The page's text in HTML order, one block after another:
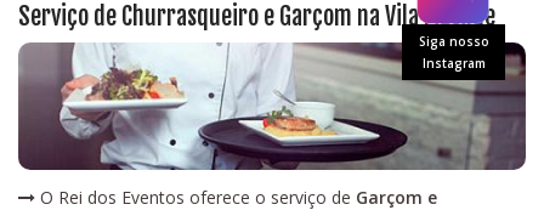
Siga nosso
Instagram
Serviço de Churrasqueiro e Garçom na Vila Matilde
O Rei dos Eventos oferece o serviço de Garçom e